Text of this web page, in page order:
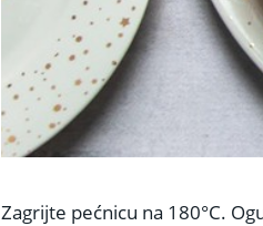
Zagrijte pećnicu na 180°C.